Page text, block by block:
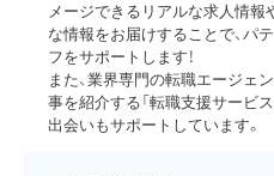
メージできるリアルな求人情報
な情報をお届けすることで、パ
フをサポートします！
また、業界専門の転職エージェ
事を紹介する「転職支援サービ
出会いもサポートしています。